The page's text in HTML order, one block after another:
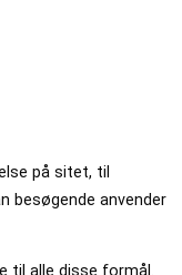
på sitet, til
besøgende anvender
til alle disse formål.